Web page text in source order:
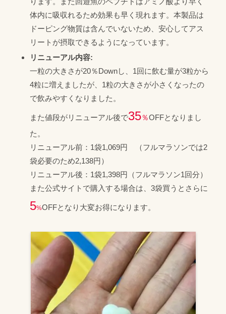
体内に吸収れるため効果も早く現れます。本製品は
ドーピング物質は含んでいないため、安心してアス
リートが摂取できるようになっています。
リニューアル内容:
一粒の大きさが20％Downし、1回に飲む量が3粒から
4粒に増えましたが、1粒の大きさが小さくなったの
で飲みやすくなりました。
また値段がリニューアル後で35％OFFとなりまし
た。
リニューアル前：1袋1,069円 （フルマラソンでは2
袋必要のため2,138円）
リニューアル後：1袋1,398円（フルマラソン1回分）
また公式サイトで購入する場合は、3袋買うとさらに
5%OFFとなり大変お得になります。